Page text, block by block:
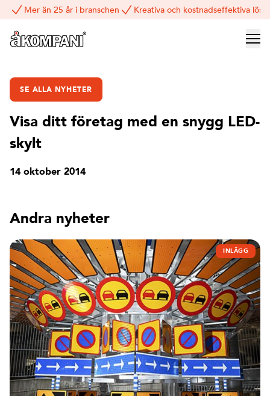
Mer än 25 år i branschen Kreativa och kostnadseffektiva
SE ALLA NYHETER
Visa ditt företag med en snygg LED-
skylt
14 oktober 2014
Andra nyheter
INLÄGG